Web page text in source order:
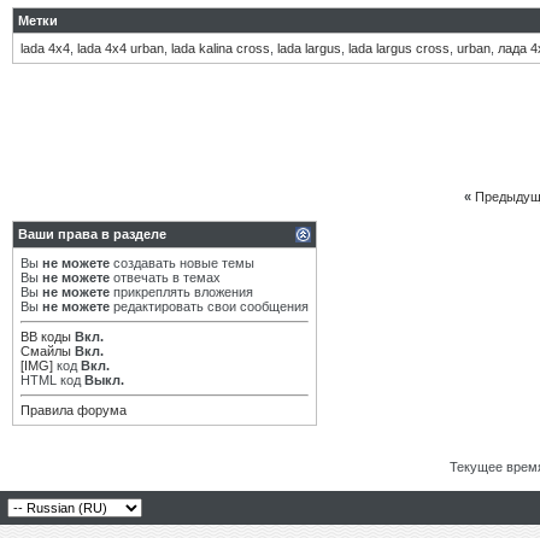
Метки
lada 4х4 lada 4х4 urban lada kalina cross lada largus lada largus cross urban лада
«
Ваши права в разделе
Вы не можете создавать новые темы
Вы не можете отвечать в темах
Вы не можете прикреплять вложения
Вы не можете редактировать свои сообщения
BB коды Вкл.
Смайлы Вкл.
[IMG] код Вкл.
HTML код Выкл.
Правила форума
Текущее